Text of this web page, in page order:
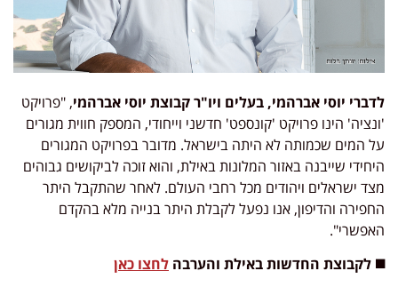
לדברי יוסי אברהמי, בעלים ויו"ר קבוצת יוסי אברהמי, "פרויקט
'ונציה' הינו פרויקט 'קונספט' חדשני וייחודי, המספק חווית מגורים
על המים שכמותה לא היתה בישראל. מדובר בפרויקט המגורים
היחידי שייבנה באזור המלונות באילת, והוא זוכה לביקושים גבוהים
מצד ישראלים ויהודים מכל רחבי העולם. לאחר שהתקבל היתר
החפירה והדיפון, אנו נפעל לקבלת היתר בנייה מלא בהקדם
האפשרי".
◼️ לקבוצת החדשות באילת והערבה לחצו כאן